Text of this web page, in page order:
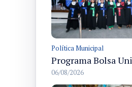
Política Municipal
06/08/2026